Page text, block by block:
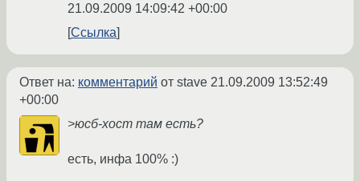
21.09.2009 14:09:42 +00:00
Ссылка
Ответ на: комментарий от stave 21.09.2009 13:52:49
+00:00
>юсб-хост там есть?
есть, инфа 100% :)